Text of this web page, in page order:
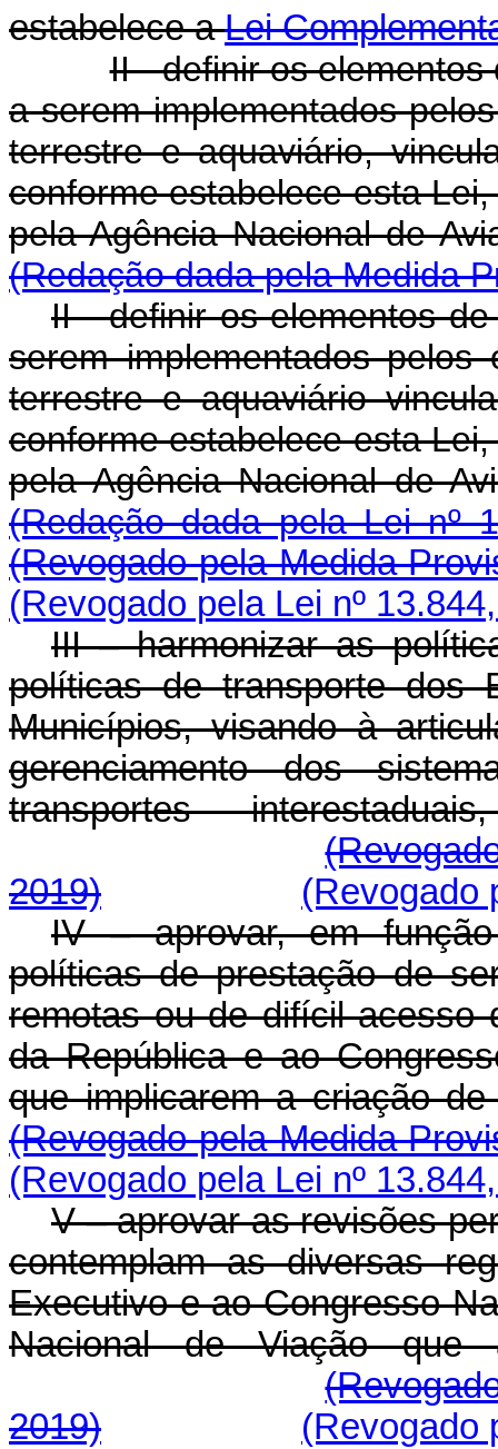
estabelece aLei
II - definir os
a serem implementados
terrestre e aquaviário,
conforme estabelece esta
pela Agência
(Redação dada pela Medida
II - definir os elementos
serem implementados pelos
terrestre e aquaviário
conforme estabelece esta
pela Agência
(Redação dada pela Lei nº
(Revogado pela Medida
(Revogado pela Lei nº
III – harmonizar as
políticas de transporte dos
Municípios, visando à
gerenciamento dos
transportes
2019)
(Revogado
IV – aprovar, em
políticas de prestação de
remotas ou de difícil acesso
da República e ao
que implicarem a criação
(Revogado pela Medida
(Revogado pela Lei nº
V – aprovar as revisões
contemplam as diversas
Executivo e ao Congresso
Nacional de Viação que
2019)
(Revogado